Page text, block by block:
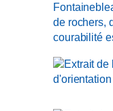
de rochers,
courabilité